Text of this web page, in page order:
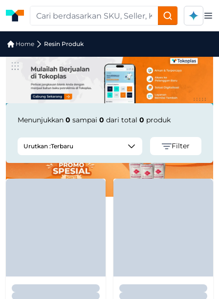
Home Resin Produk
Pencarian Produk "C-PLAST UV
Menunjukkan 0 sampai 0 dari total 0 produk
Urutkan :Terbaru Filter